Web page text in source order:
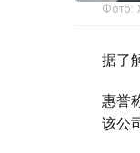
Фото:
据了
惠誉
该公